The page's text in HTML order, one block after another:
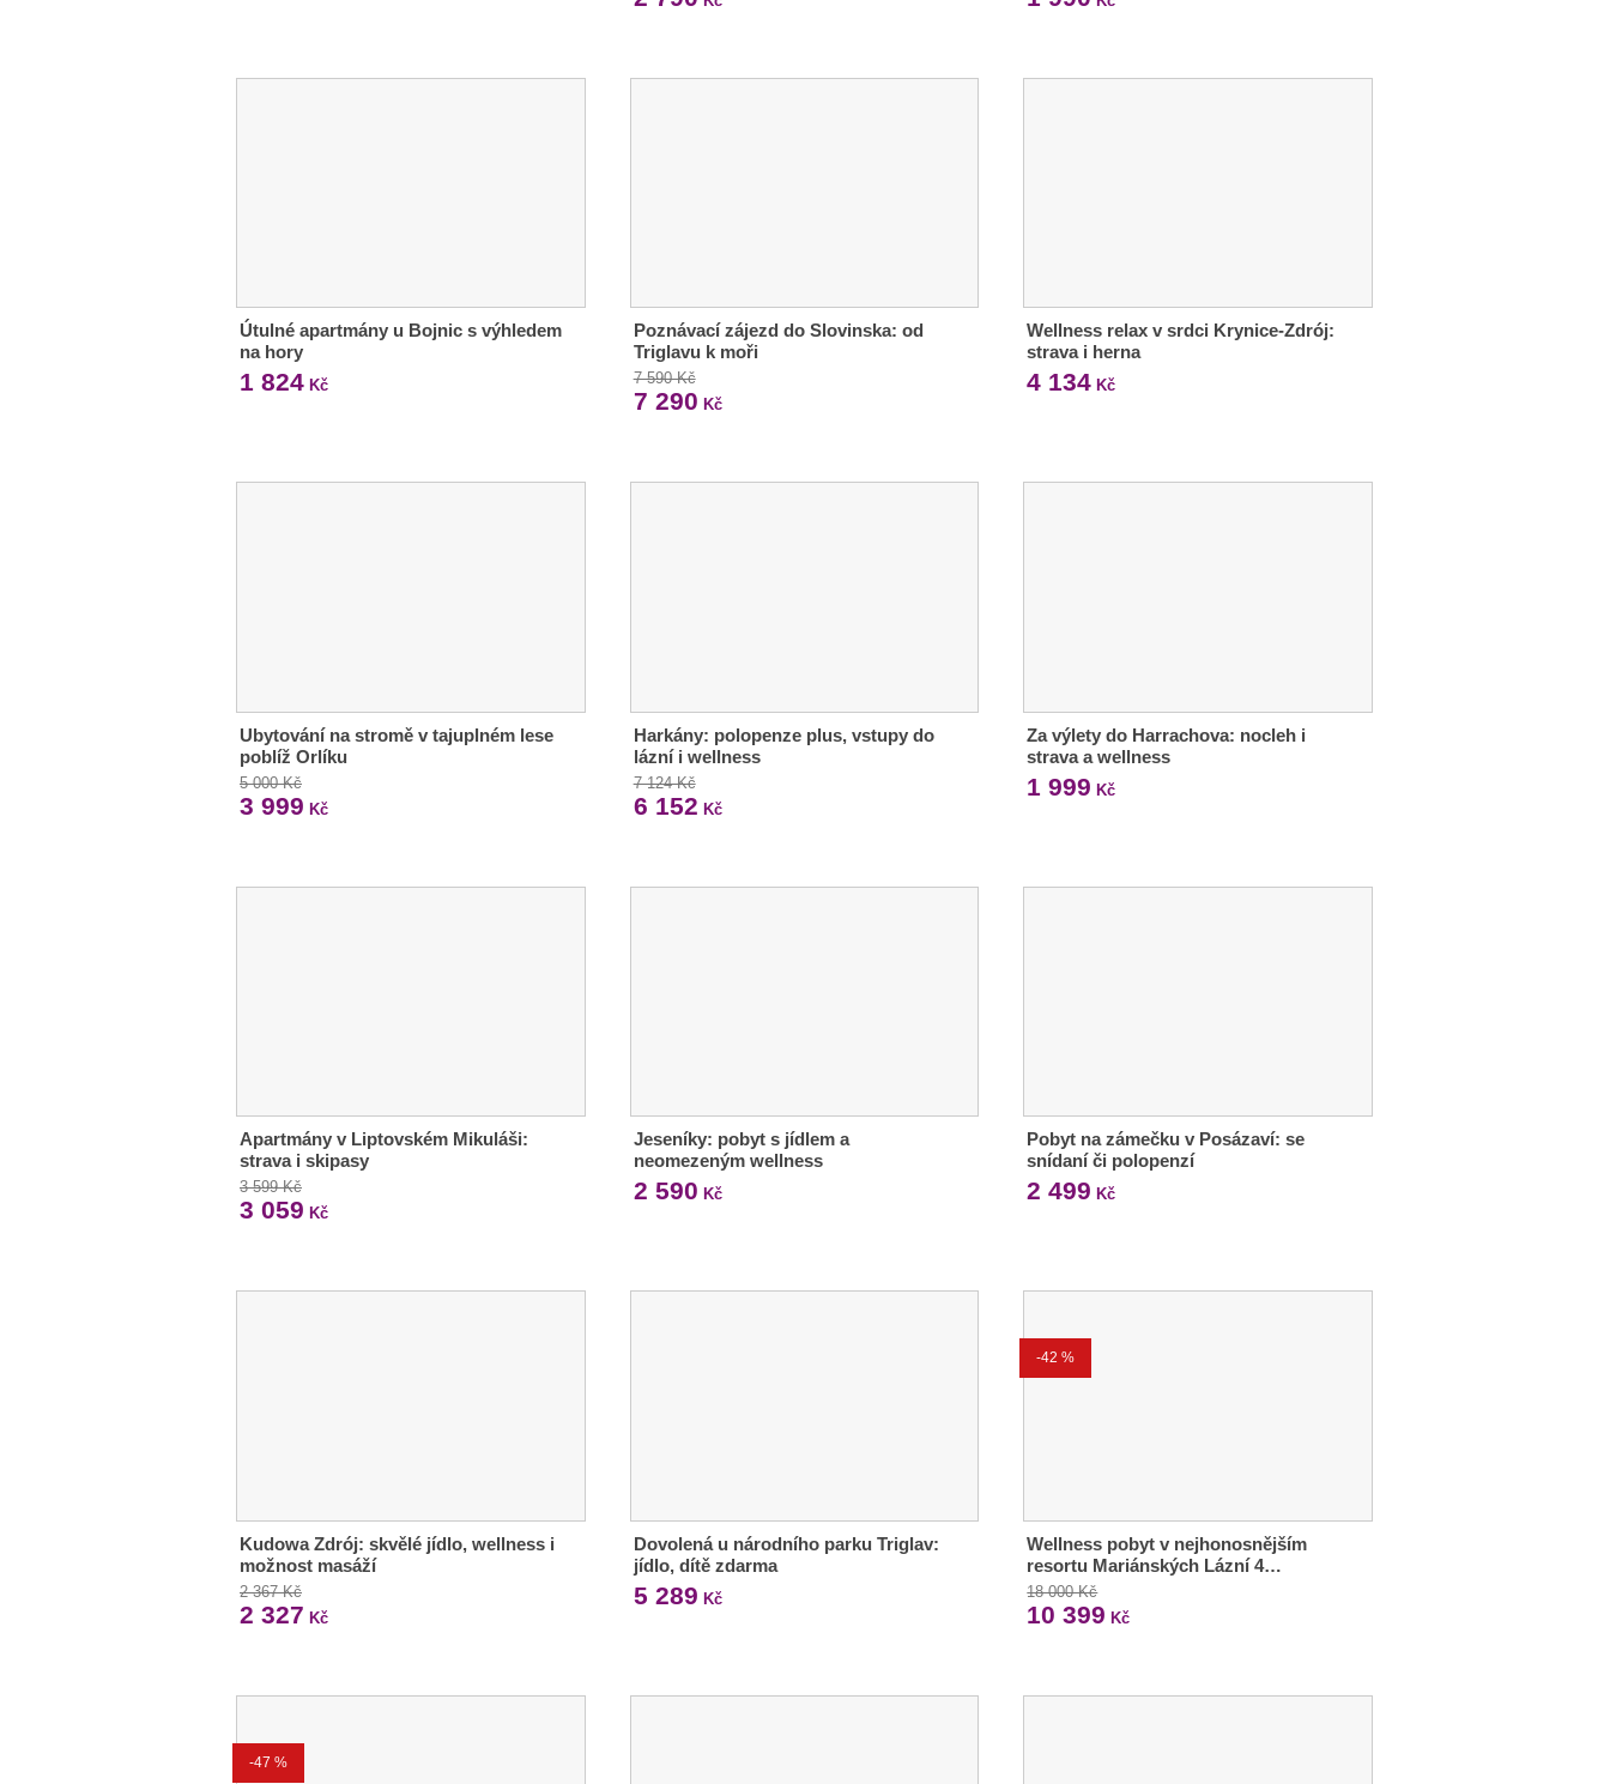
Útulné apartmány u Bojnic s výhledem
na hory
1 824 Kč
Poznávací zájezd do Slovinska: od
Triglavu k moři
7 590 Kč
7 290 Kč
Wellness relax v srdci Krynice-Zdrój:
strava i herna
4 134 Kč
Ubytování na stromě v tajuplném lese
poblíž Orlíku
5 000 Kč
3 999 Kč
Harkány: polopenze plus, vstupy do
lázní i wellness
7 124 Kč
6 152 Kč
Za výlety do Harrachova: nocleh i
strava a wellness
1 999 Kč
Apartmány v Liptovském Mikuláši:
strava i skipasy
3 599 Kč
3 059 Kč
Jeseníky: pobyt s jídlem a
neomezeným wellness
2 590 Kč
Pobyt na zámečku v Posázaví: se
snídaní či polopenzí
2 499 Kč
Kudowa Zdrój: skvělé jídlo, wellness i
možnost masáží
2 367 Kč
2 327 Kč
Dovolená u národního parku Triglav:
jídlo, dítě zdarma
5 289 Kč
-42 %
Wellness pobyt v nejhonosnějším
resortu Mariánských Lázní 4…
18 000 Kč
10 399 Kč
-47 %